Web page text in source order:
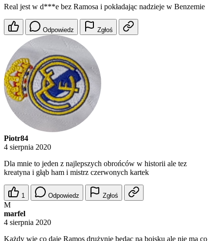
Real jest w d***e bez Ramosa i pokładając nadzieje w Benzemie
Odpowiedz Zgłoś
Piotr84
4 sierpnia 2020
Dla mnie to jeden z najlepszych obrońców w historii ale tez
kreatyna i głąb ham i mistrz czerwonych kartek
1 Odpowiedz Zgłoś
M
marfel
4 sierpnia 2020
Każdy wie co daje Ramos drużynie będąc na boisku ale nie ma co